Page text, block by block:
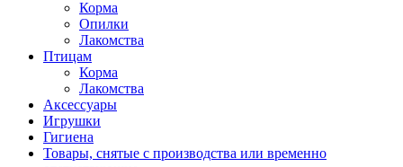
Корма
Опилки
Лакомства
Птицам
Корма
Лакомства
Аксессуары
Игрушки
Гигиена
Товары, снятые с производства или временно